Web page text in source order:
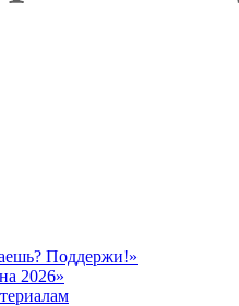
Поддержи!»
2026»